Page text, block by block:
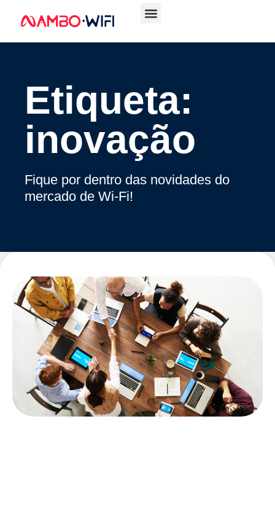
Etiqueta:
inovação
Fique por dentro das novidades do
mercado de Wi-Fi!